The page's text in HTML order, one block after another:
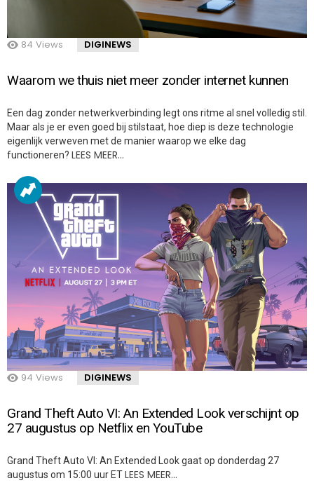
84 Views DIGINEWS
Waarom we thuis niet meer zonder internet kunnen
Een dag zonder netwerkverbinding legt ons ritme al snel volledig stil.
Maar als je er even goed bij stilstaat, hoe diep is deze technologie
eigenlijk verweven met de manier waarop we elke dag
functioneren? LEES MEER…
94 Views DIGINEWS
Grand Theft Auto VI: An Extended Look verschijnt op
27 augustus op Netflix en YouTube
Grand Theft Auto VI: An Extended Look gaat op donderdag 27
augustus om 15:00 uur ETLEES MEER…